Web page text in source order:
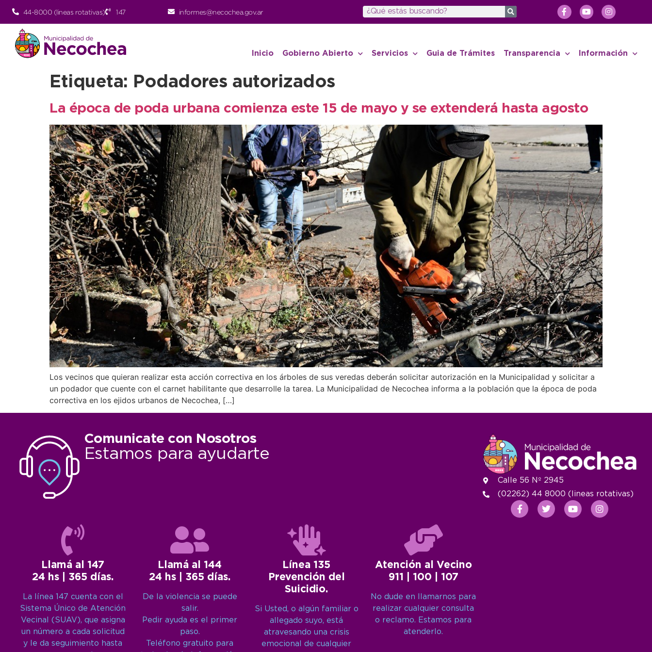
44-8000 (lineas rotativas) 147 informes@necochea.gov.ar
Inicio Gobierno Abierto Servicios Guia de Trámites Transparencia Información
Etiqueta: Podadores autorizados
La época de poda urbana comienza este 15 de mayo y se extenderá hasta agosto
Los vecinos que quieran realizar esta acción correctiva en los árboles de sus veredas deberán solicitar autorización en la Municipalidad y solicitar a
un podador que cuente con el carnet habilitante que desarrolle la tarea. La Municipalidad de Necochea informa a la población que la época de poda
correctiva en los ejidos urbanos de Necochea, […]
Comunicate con Nosotros
Estamos para ayudarte
Llamá al 147
24 hs | 365 días.
La línea 147 cuenta con el
Sistema Único de Atención
Vecinal (SUAV), que asigna
un número a cada solicitud
y le da seguimiento hasta
Llamá al 144
24 hs | 365 días.
De la violencia se puede
salir.
Pedir ayuda es el primer
paso.
Teléfono gratuito para
Línea 135
Prevención del
Suicidio.
Si Usted, o algún familiar o
allegado suyo, está
atravesando una crisis
emocional de cualquier
Atención al Vecino
911 | 100 | 107
No dude en llamarnos para
realizar cualquier consulta
o reclamo. Estamos para
atenderlo.
Calle 56 Nº 2945
(02262) 44 8000 (lineas rotativas)